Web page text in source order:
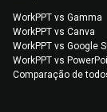
WorkPPT vs Gamma
WorkPPT vs Canva
WorkPPT vs Google
WorkPPT vs
Comparação de